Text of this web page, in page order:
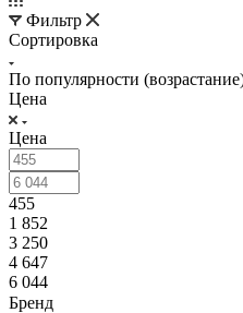
Фильтр
Сортировка
По популярности
Цена
Цена
455
1 852
3 250
4 647
6 044
Бренд